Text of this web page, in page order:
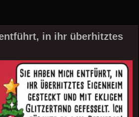
in ihr überhitztes